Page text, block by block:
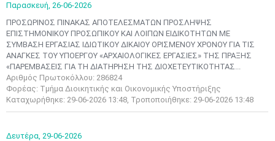
Παρασκευή, 26-06-2026
ΠΡΟΣΩΡΙΝΟΣ ΠΙΝΑΚΑΣ ΑΠΟΤΕΛΕΣΜΑΤΩΝ ΠΡΟΣΛΗΨΗΣ
ΕΠΙΣΤΗΜΟΝΙΚΟΥ ΠΡΟΣΩΠΙΚΟΥ ΚΑΙ ΛΟΙΠΩΝ EΙΔΙΚΟΤΗΤΩΝ ΜΕ
ΣΥΜΒΑΣΗ ΕΡΓΑΣΙΑΣ ΙΔΙΩΤΙΚΟΥ ΔΙΚΑΙΟΥ ΟΡΙΣΜΕΝΟΥ ΧΡΟΝΟΥ ΓΙΑ ΤΙΣ
ΑΝΑΓΚΕΣ ΤΟΥ ΥΠΟΕΡΓΟΥ «ΑΡΧΑΙΟΛΟΓΙΚΕΣ ΕΡΓΑΣΙΕΣ» ΤΗΣ ΠΡΑΞΗΣ
«ΠΑΡΕΜΒΑΣΕΙΣ ΓΙΑ ΤΗ ΔΙΑΤΗΡΗΣΗ ΤΗΣ ΔΙΟΧΕΤΕΥΤΙΚΟΤΗΤΑΣ...
Αριθμός Πρωτοκόλλου: 286824
Φορέας: Τμήμα Διοικητικής και Οικονομικής Υποστήριξης
Καταχωρήθηκε: 29-06-2026 13:48, Τροποποιήθηκε: 29-06-2026 13:48
Δευτέρα, 29-06-2026